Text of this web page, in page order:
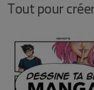
Tout pour